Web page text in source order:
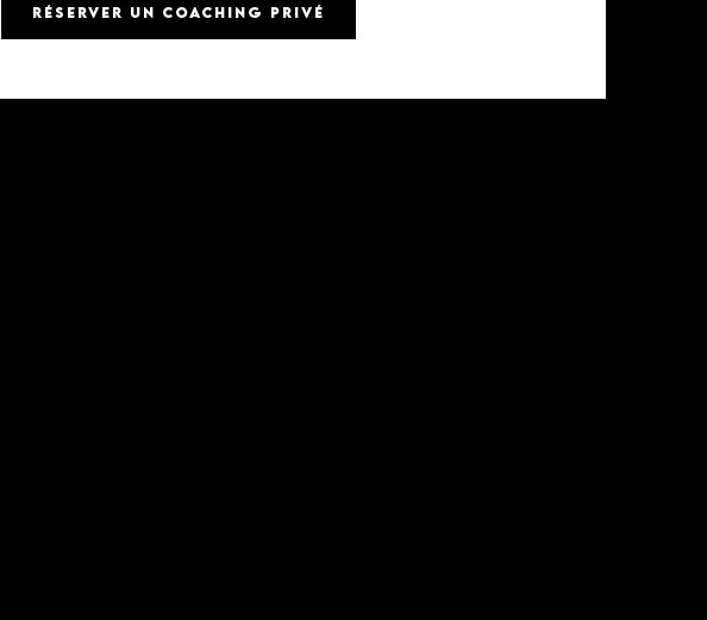
RÉSERVER UN COACHING PRIVÉ